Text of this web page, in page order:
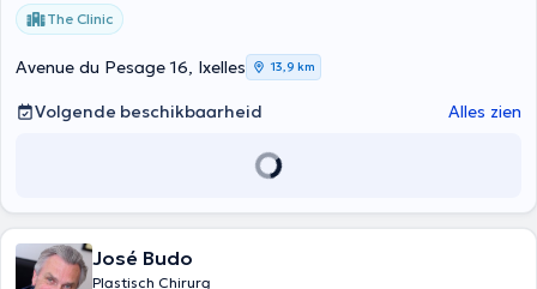
The Clinic
Avenue du Pesage 16, Ixelles 13,9 km
Volgende beschikbaarheid Alles zien
José Budo
Plastisch Chirurg